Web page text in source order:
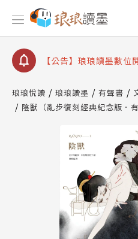
【公告】因 Readmoo
停部分閱讀服務
【公告】琅琅讀墨書櫃
請圖文教學
【公告】琅琅書店服務
【公告】因 Readmoo
停部分閱讀服務
琅琅悅讀 琅琅讀墨 有聲書
陰獸（亂步復刻經典紀念版．有